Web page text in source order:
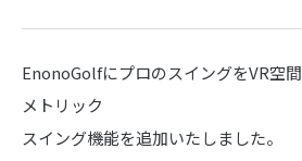
EnonoGolfにプロのスイングをVR空
メトリック
スイング機能を追加いたしました。